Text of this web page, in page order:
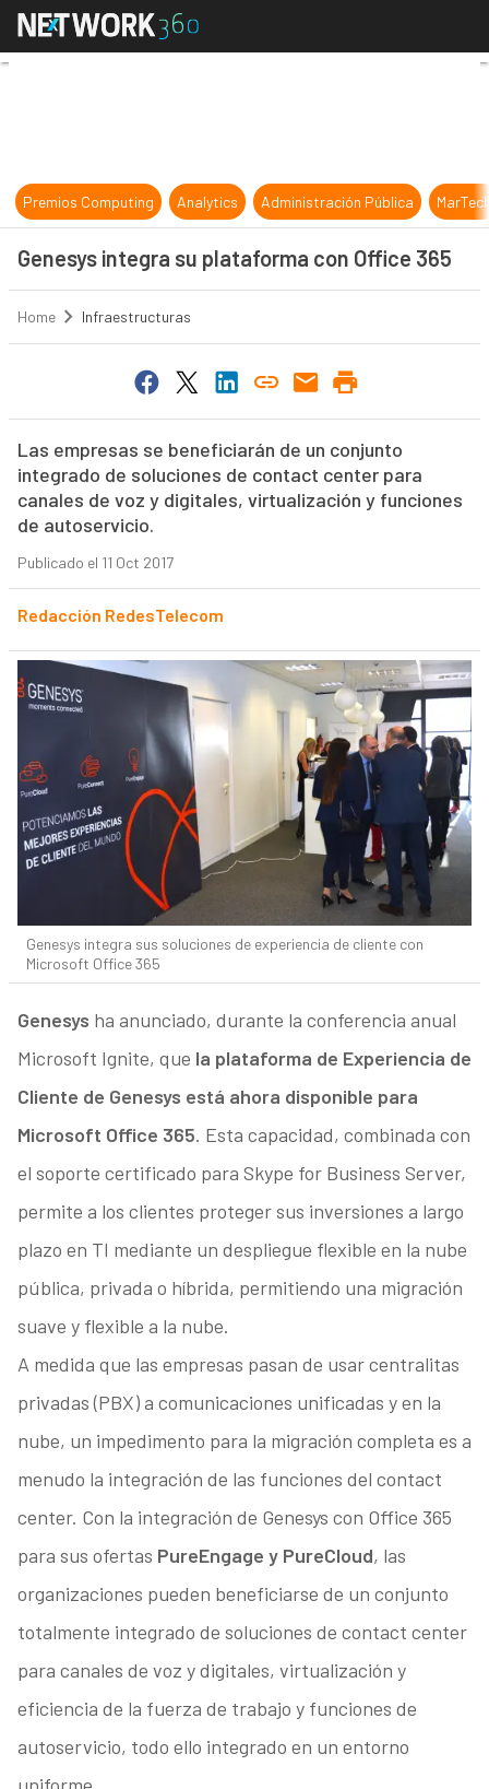
Genesys integra su plataforma con
Premios Computing Analytics Administración Pública
Genesys integra su plataforma con Office 365
Home Infraestructuras
Las empresas se beneficiarán de un conjunto
integrado de soluciones de contact center para
canales de voz y digitales, virtualización y funciones
de autoservicio.
Publicado el 11 Oct 2017
Redacción RedesTelecom
Genesys integra sus soluciones de experiencia de cliente con
Microsoft Office 365
Genesys ha anunciado, durante la conferencia anual
Microsoft Ignite, que la plataforma de Experiencia de
Cliente de Genesys está ahora disponible para
Microsoft Office 365. Esta capacidad, combinada con
el soporte certificado para Skype for Business Server,
permite a los clientes proteger sus inversiones a largo
plazo en TI mediante un despliegue flexible en la nube
pública, privada o híbrida, permitiendo una migración
suave y flexible a la nube.
A medida que las empresas pasan de usar centralitas
privadas (PBX) a comunicaciones unificadas y en la
nube, un impedimento para la migración completa es a
menudo la integración de las funciones del contact
center. Con la integración de Genesys con Office 365
para sus ofertas PureEngage y PureCloud, las
organizaciones pueden beneficiarse de un conjunto
totalmente integrado de soluciones de contact center
para canales de voz y digitales, virtualización y
eficiencia de la fuerza de trabajo y funciones de
autoservicio, todo ello integrado en un entorno